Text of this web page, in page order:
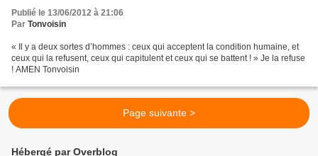
Publié le 13/06/2012 à 21:06
Par Tonvoisin
« Il y a deux sortes d’hommes : ceux qui acceptent la condition humaine, et
ceux qui la refusent, ceux qui capitulent et ceux qui se battent ! » Je la refuse
! AMEN Tonvoisin
Page suivante >
Hébergé par Overblog